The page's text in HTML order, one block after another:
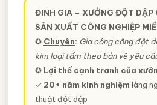
ĐINH GIA – XƯỞNG ĐỘT DẬP
SẢN XUẤT CÔNG NGHIỆP
✪ Chuyên: Gia công công đột
kim loại tấm theo bản vẽ yêu
✪ Lợi thế cạnh tranh của
✓ 20+ năm kinh nghiệm làng
thuật đột dập